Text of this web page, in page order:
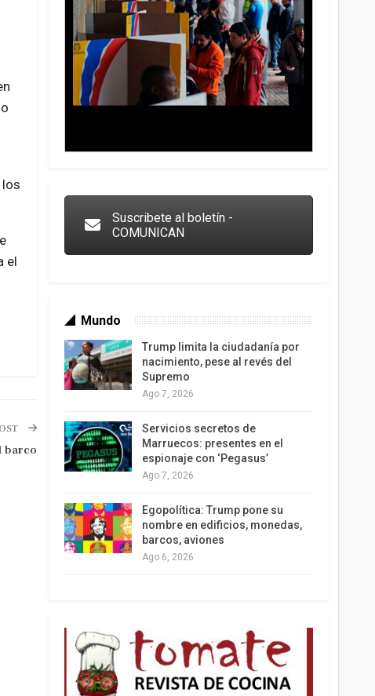
los
el
barco
Suscribete al boletín -
COMUNICAN
Mundo
Trump limita la ciudadanía por
nacimiento, pese al revés del
Supremo
Ago 7, 2026
Servicios secretos de
Marruecos: presentes en el
espionaje con ‘Pegasus’
Ago 7, 2026
Egopolítica: Trump pone su
nombre en edificios, monedas,
barcos, aviones
Ago 6, 2026